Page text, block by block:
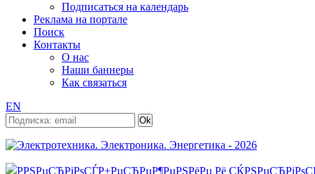
Подписаться на календарь
Реклама на портале
Поиск
Контакты
О нас
Наши баннеры
Как связаться
EN